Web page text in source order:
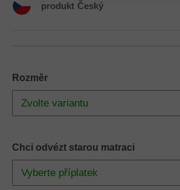
Rozměr
Chci odvézt starou matraci
Český
produkt